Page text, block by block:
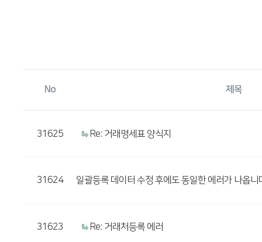
No 제목
31625 Re: 거래명세표 양식지
31624 일괄등록 데이터 수정 후에도 동일한 에러가 나옵니
31623 Re: 거래처등록 에러